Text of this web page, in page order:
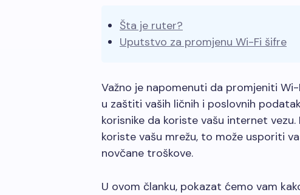
Šta je ruter?
Uputstvo za promjenu Wi-Fi šifre
Važno je napomenuti da promjeniti
u zaštiti vaših ličnih i poslovnih
korisnike da koriste vašu internet
koriste vašu mrežu, to može usporiti
novčane troškove.
U ovom članku, pokazat ćemo vam